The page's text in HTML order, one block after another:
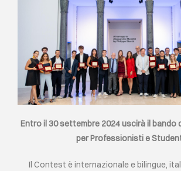
Entro il 30 settembre 2024 uscirà il bando
per Professionisti e
Il Contest è internazionale e bilingue,